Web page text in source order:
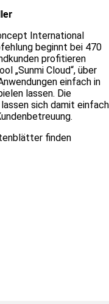
International
beginnt bei 470
profitieren
„Sunmi Cloud“, über
einfach in
lassen. Die
sich damit einfach
finden